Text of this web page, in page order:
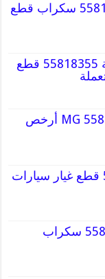
قطع غيار كاديلاك 55818355 سكراب قطع
قطع غيار سيارات المانية 55818355 قطع
قطع غيار أم جي MG 55818355 أرخص
قطع غيار كيا 55818355 قطع غيار سيارات
قطع غيار باجيرو 55818355 سكراب